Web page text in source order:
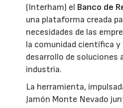
(Interham) el Banco de
una plataforma creada
necesidades de las
la comunidad científica
desarrollo de soluciones
industria.
La herramienta,
Jamón Monte Nevado